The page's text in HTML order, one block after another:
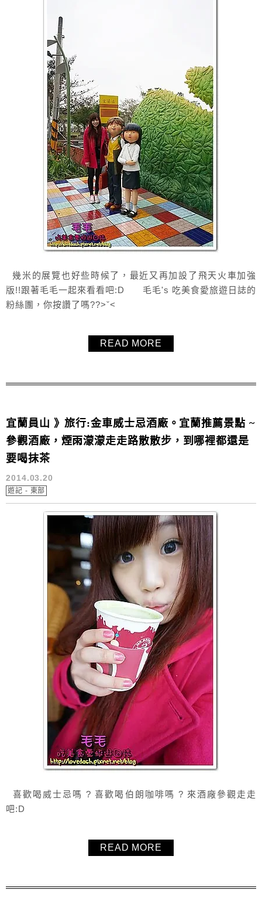
幾米的展覽也好些時候了，最近又再加設了飛天火車加強
版!!跟著毛毛一起來看看吧:D 毛毛's 吃美食愛旅遊日誌的
粉絲團，你按讚了嗎??>ˇ<
READ MORE
宜蘭員山 》旅行:金車威士忌酒廠。宜蘭推薦景點 ~
參觀酒廠，煙雨濛濛走走路散散步，到哪裡都還是
要喝抹茶
2014.03.20
遊記 - 東部
喜歡喝威士忌嗎 ? 喜歡喝伯朗咖啡嗎 ? 來酒廠參觀走走
吧:D
READ MORE